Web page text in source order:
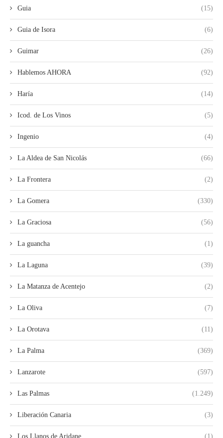
Guia (15)
Guia de Isora (6)
Guimar (26)
Hablemos AHORA (92)
Haría (14)
Icod. de Los Vinos (5)
Ingenio (4)
La Aldea de San Nicolás (66)
La Frontera (2)
La Gomera (330)
La Graciosa (56)
La guancha (1)
La Laguna (39)
La Matanza de Acentejo (2)
La Oliva (7)
La Orotava (11)
La Palma (369)
Lanzarote (597)
Las Palmas (1.249)
Liberación Canaria (3)
Los Llanos de Aridane. (1)